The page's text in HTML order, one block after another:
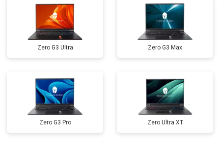
Замена оперативной памяти от 1100 ₽ Заказать
Прошивка BIOS от 1500 ₽ Заказать
Замена северного моста от 3500 ₽
Zero G3 Ultra Zero G3 Max
Zero G3 Pro Zero Ultra XT